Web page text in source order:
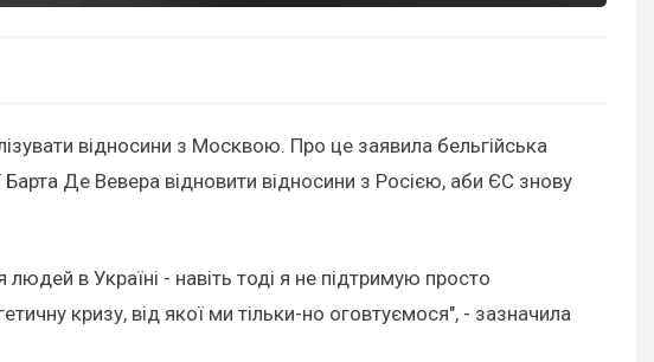
відносини з Москвою. Про це заявила бельгійська
Барта Де Вевера відновити відносини з Росією, аби ЄС знову
в Україні - навіть тоді я не підтримую просто
кризу, від якої ми тільки-но оговтуємося", - зазначила